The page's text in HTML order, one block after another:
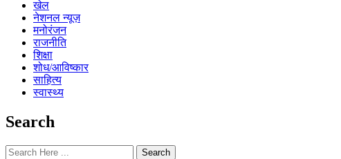
खेल
नेशनल न्यूज़
मनोरंजन
राजनीति
शिक्षा
शोध/आविष्कार
साहित्य
स्वास्थ्य
Search
Search